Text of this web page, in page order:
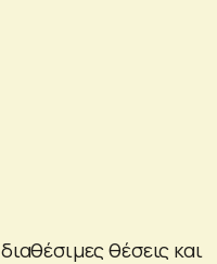
θέσεις και